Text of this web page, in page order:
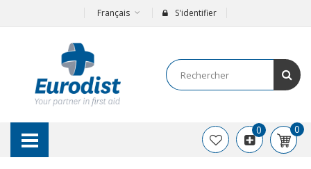
Français S'identifier
0
0